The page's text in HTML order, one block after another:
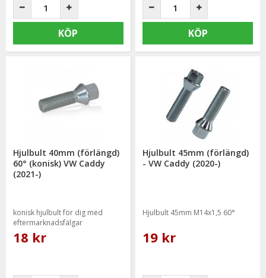
KÖP KÖP
Hjulbult 40mm (förlängd)
60° (konisk) VW Caddy
(2021-)
konisk hjulbult för dig med
eftermarknadsfälgar
18 kr
Hjulbult 45mm (förlängd)
- VW Caddy (2020-)
Hjulbult 45mm M14x1,5 60°
19 kr